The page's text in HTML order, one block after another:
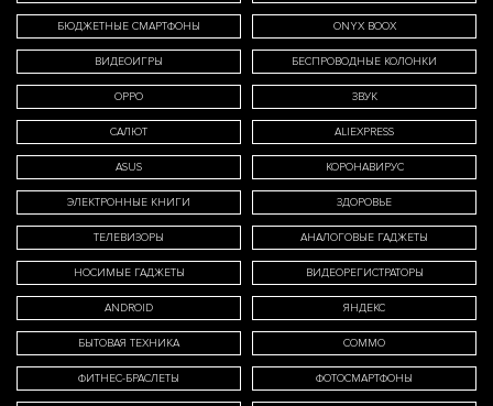
БЮДЖЕТНЫЕ СМАРТФОНЫ ONYX BOOX
ВИДЕОИГРЫ БЕСПРОВОДНЫЕ КОЛОНКИ
OPPO ЗВУК
САЛЮТ ALIEXPRESS
ASUS КОРОНАВИРУС
ЭЛЕКТРОННЫЕ КНИГИ ЗДОРОВЬЕ
ТЕЛЕВИЗОРЫ АНАЛОГОВЫЕ ГАДЖЕТЫ
НОСИМЫЕ ГАДЖЕТЫ ВИДЕОРЕГИСТРАТОРЫ
ANDROID ЯНДЕКС
БЫТОВАЯ ТЕХНИКА COMMO
ФИТНЕС-БРАСЛЕТЫ ФОТОСМАРТФОНЫ